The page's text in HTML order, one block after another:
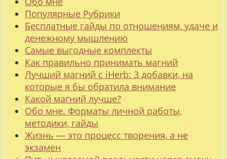
Популярные Рубрики
Бесплатные гайды по отношениям, удаче и
денежному мышлению
Самые выгодные комплекты
Как правильно принимать магний
Лучший магний с iHerb: 3 добавки, на
которые я бы обратила внимание
Какой магний лучше?
Обо мне. Форматы личной работы,
методики, гайды
Жизнь — это процесс творения, а не
экзамен